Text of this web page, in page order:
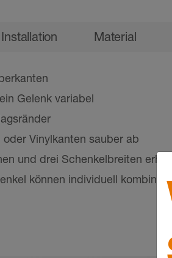
Gelenk variabel
Vinylkanten sauber ab
und drei Schenkelbreiten
können individuell
Installation Material